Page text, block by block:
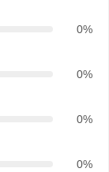
0%
0%
0%
0%